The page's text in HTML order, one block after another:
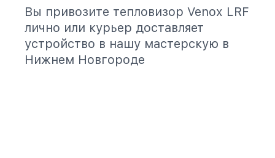
Вы привозите тепловизор Venox LRF
лично или курьер доставляет
устройство в нашу мастерскую в
Нижнем Новгороде